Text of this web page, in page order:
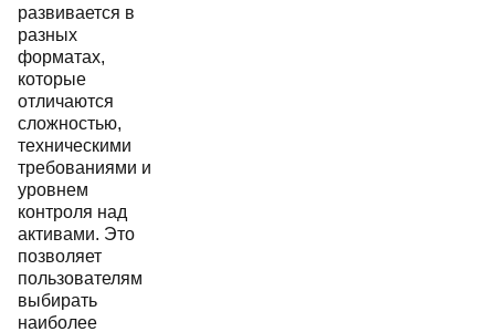
развивается в
разных
форматах,
которые
отличаются
сложностью,
техническими
требованиями и
уровнем
контроля над
активами. Это
позволяет
пользователям
выбирать
наиболее